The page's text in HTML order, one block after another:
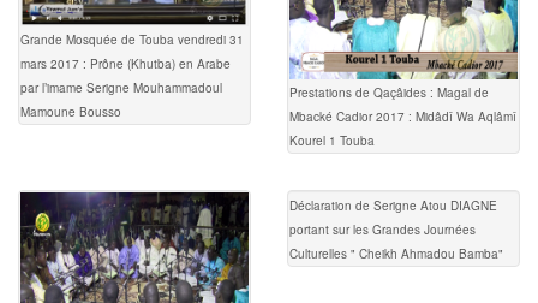
Grande Mosquée de Touba vendredi 31
mars 2017 : Prône (Khutba) en Arabe
par l’imame Serigne Mouhammadoul
Mamoune Bousso
Prestations de Qaçâides : Magal de
Mbacké Cadior 2017 : Midâdî Wa Aqlâmî
Kourel 1 Touba
Déclaration de Serigne Atou DIAGNE
portant sur les Grandes Journées
Culturelles " Cheikh Ahmadou Bamba"